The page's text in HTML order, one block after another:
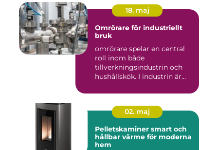
18. maj
Omrörare för industriellt
bruk
omrörare spelar en central
roll inom både
tillverkningsindustrin och
hushållskök. I industrin är
02. maj
Pelletskaminer smart och
hållbar värme för moderna
hem